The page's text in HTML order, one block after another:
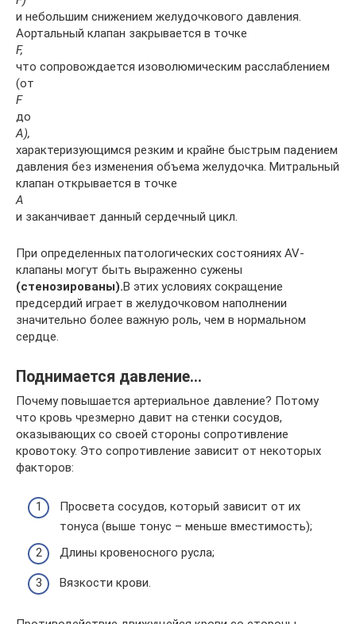
и небольшим снижением желудочково­го давления.
Аортальный клапан закрывается в точке
F,
что сопровождается изоволюмическим расслаблением
(от
F
до
А),
характеризующимся резким и крайне быст­рым падением
давления без изменения объема желу­дочка. Митральный
клапан открывается в точке
А
и за­канчивает данный сердечный цикл.
При определенных патологических состояниях AV-
клапаны могут быть выраженно сужены
(стенозированы).В этих условиях сокращение
предсердий играет в желудочковом наполнении
значительно бо­лее важную роль, чем в нормальном
сердце.
Поднимается давление…
Почему повышается артериальное давление? Потому
что кровь чрезмерно давит на стенки сосудов,
оказывающих со своей стороны сопротивление
кровотоку. Это сопротивление зависит от некоторых
факторов:
Просвета сосудов, который зависит от их
тонуса (выше тонус – меньше вместимость);
Длины кровеносного русла;
Вязкости крови.